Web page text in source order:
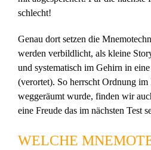
schlecht!
Genau dort setzen die
werden verbildlicht, als kleine
und systematisch im Gehirn in
(verortet). So herrscht Ordnung
weggeräumt wurde, finden wir
eine Freude das im nächsten Test
WELCHE